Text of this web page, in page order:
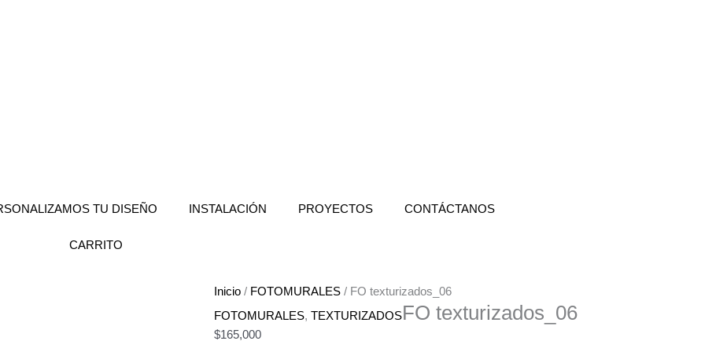
TU DISEÑO INSTALACIÓN PROYECTOS CONTÁCTANOS
CARRITO
Inicio / FOTOMURALES / FO texturizados_06
FOTOMURALES, TEXTURIZADOSFO texturizados_06
$165,000